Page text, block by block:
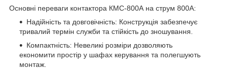
Основні переваги контактора КМС-800А на струм 800А:
Надійність та довговічність: Конструкція забезпечує
тривалий термін служби та стійкість до зношування.
Компактність: Невеликі розміри дозволяють
економити простір у шафах керування та полегшують
монтаж.